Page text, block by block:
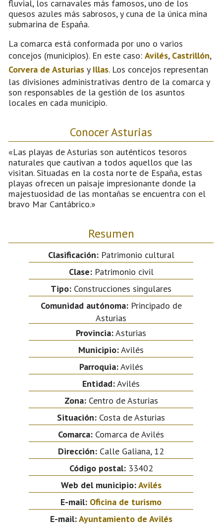
fluvial, los carnavales más famosos, uno de los
quesos azules más sabrosos, y cuna de la única mina
submarina de España.
La comarca está conformada por uno o varios
concejos (municipios). En este caso: Avilés, Castrillón,
Corvera de Asturias y Illas. Los concejos representan
las divisiones administrativas dentro de la comarca y
son responsables de la gestión de los asuntos
locales en cada municipio.
Conocer Asturias
«Las playas de Asturias son auténticos tesoros
naturales que cautivan a todos aquellos que las
visitan. Situadas en la costa norte de España, estas
playas ofrecen un paisaje impresionante donde la
majestuosidad de las montañas se encuentra con el
bravo Mar Cantábrico.»
Resumen
Clasificación:Patrimonio cultural
Clase:Patrimonio civil
Tipo: Construcciones singulares
Comunidad autónoma:Principado de
Asturias
Provincia:Asturias
Municipio:Avilés
Parroquia:Avilés
Entidad:Avilés
Zona:Centro de Asturias
Situación: Costa de Asturias
Comarca: Comarca de Avilés
Dirección: Calle Galiana, 12
Código postal:33402
Web del municipio:Avilés
E-mail: Oficina de turismo
E-mail:Ayuntamiento de Avilés